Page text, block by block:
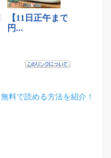
料で読める方法を紹介！